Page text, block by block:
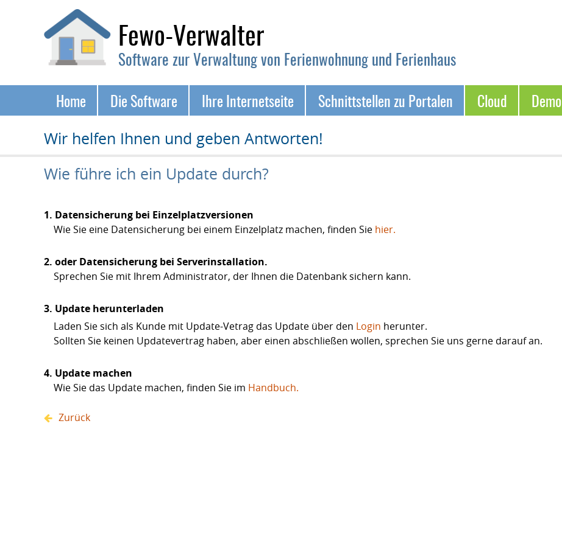
Fewo-Verwalter
Software zur Verwaltung von Ferienwohnung und Ferienhaus
überspringenHome Die Software Ihre Internetseite Schnittstellen zu Portalen Cloud Demo
Wir helfen Ihnen und geben Antworten!
Wie führe ich ein Update durch?
1. Datensicherung bei Einzelplatzversionen
Wie Sie eine Datensicherung bei einem Einzelplatz machen, finden Sie hier.
2. oder Datensicherung bei Serverinstallation.
Sprechen Sie mit Ihrem Administrator, der Ihnen die Datenbank sichern kann.
3. Update herunterladen
Laden Sie sich als Kunde mit Update-Vetrag das Update über den Login herunter.
Sollten Sie keinen Updatevertrag haben, aber einen abschließen wollen, sprechen Sie uns gerne darauf an.
4. Update machen
Wie Sie das Update machen, finden Sie im Handbuch.
Zurück